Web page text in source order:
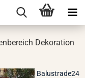
De­ko­ra­ti­on
Balustrade24